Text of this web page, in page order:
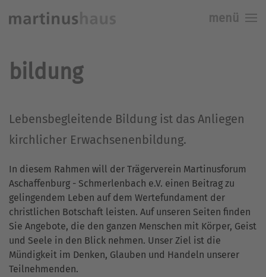
menü
bildung
Lebensbegleitende Bildung ist das Anliegen
kirchlicher Erwachsenenbildung.
In diesem Rahmen will der Trägerverein Martinusforum
Aschaffenburg - Schmerlenbach e.V. einen Beitrag zu
gelingendem Leben auf dem Wertefundament der
christlichen Botschaft leisten. Auf unseren Seiten finden
Sie Angebote, die den ganzen Menschen mit Körper, Geist
und Seele in den Blick nehmen. Unser Ziel ist die
Mündigkeit im Denken, Glauben und Handeln unserer
Teilnehmenden.